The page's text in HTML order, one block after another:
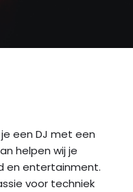
een DJ met een
helpen wij je
en entertainment.
voor techniek